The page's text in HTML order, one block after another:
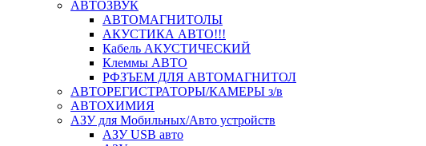
АВТОЗВУК
АВТОМАГНИТОЛЫ
АКУСТИКА АВТО!!!
Кабель АКУСТИЧЕСКИЙ
Клеммы АВТО
РФЗЪЕМ ДЛЯ АВТОМАГНИТОЛ
АВТОРЕГИСТРАТОРЫ/КАМЕРЫ з/в
АВТОХИМИЯ
АЗУ для Мобильных/Авто устройств
АЗУ USB авто